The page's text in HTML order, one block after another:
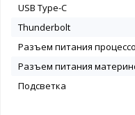
USB Type-C
Thunderbolt
Разъем питания
Разъем питания
Подсветка